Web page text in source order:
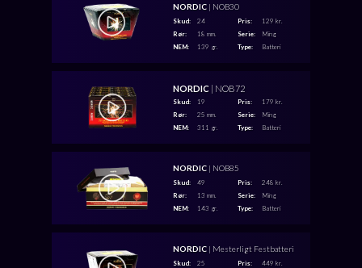
NORDIC | NOB30
NORDIC | NOB72
NORDIC | NOB85
NORDIC| Mesterligt Festbatteri
Skud:
Rør:
NEM:
Pris:
Serie:
Type:
Skud:
Rør:
NEM:
Pris:
Serie:
Type:
Skud:
Rør:
NEM:
Pris:
Serie:
Type:
Skud:
Pris:
24
18 mm.
139 gr.
129 kr.
Ming
Batteri
19
25 mm.
311 gr.
179 kr.
Ming
Batteri
49
13 mm.
143 gr.
25
248 kr.
Ming
Batteri
449 kr.